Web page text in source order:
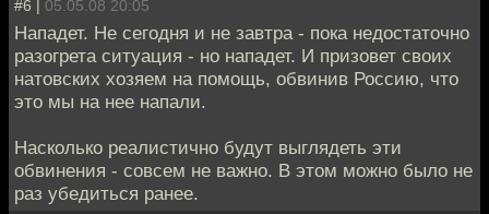
#6 | 05.05.08 20:05
Нападет. Не сегодня и не завтра - пока недостаточно
разогрета ситуация - но нападет. И призовет своих
натовских хозяем на помощь, обвинив Россию, что
это мы на нее напали.
Насколько реалистично будут выглядеть эти
обвинения - совсем не важно. В этом можно было не
раз убедиться ранее.